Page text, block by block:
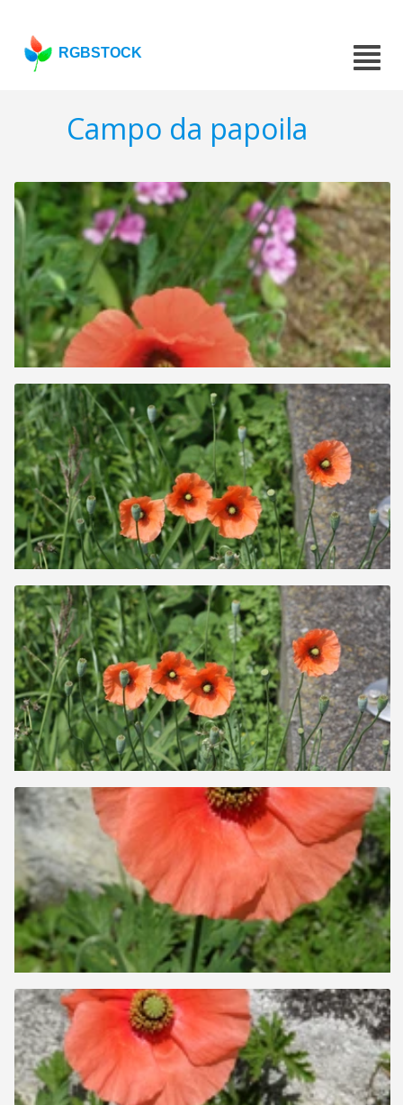
RGBSTOCK
Campo da papoila